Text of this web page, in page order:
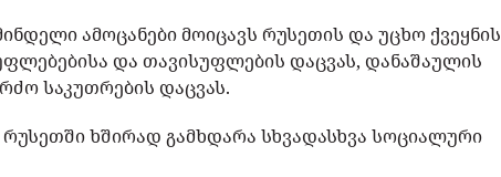
ამოცანები მოიცავს რუსეთის და უცხო ქვეყნის
და თავისუფლების დაცვას, დანაშაულის
საკუთრების დაცვას.
ხშირად გამხდარა სხვადასხვა სოციალური